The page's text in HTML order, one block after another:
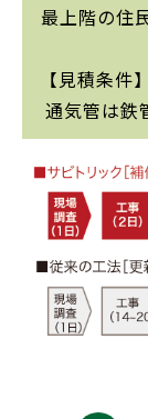
最上階の住
【見積条
通気管は